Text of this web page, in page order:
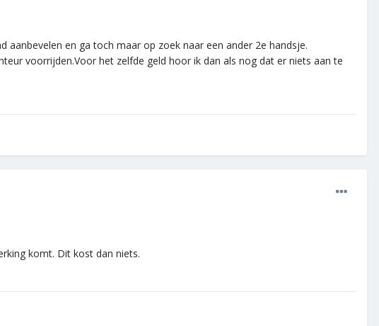
en ga toch maar op zoek naar een ander 2e handsje.
voorrijden.Voor het zelfde geld hoor ik dan als nog dat er niets aan te
komt. Dit kost dan niets.